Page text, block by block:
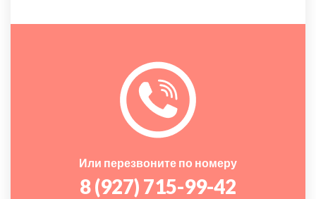
Или перезвоните по номеру
8 (927) 715-99-42